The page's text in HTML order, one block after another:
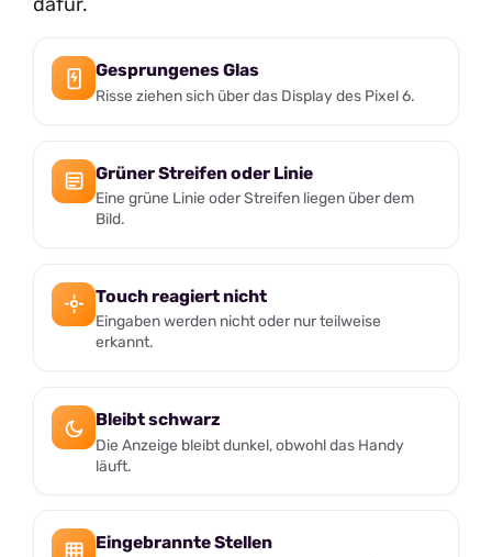
dafür.
Gesprungenes Glas
Risse ziehen sich über das Display des Pixel 6.
Grüner Streifen oder Linie
Eine grüne Linie oder Streifen liegen über dem
Bild.
Touch reagiert nicht
Eingaben werden nicht oder nur teilweise
erkannt.
Bleibt schwarz
Die Anzeige bleibt dunkel, obwohl das Handy
läuft.
Eingebrannte Stellen